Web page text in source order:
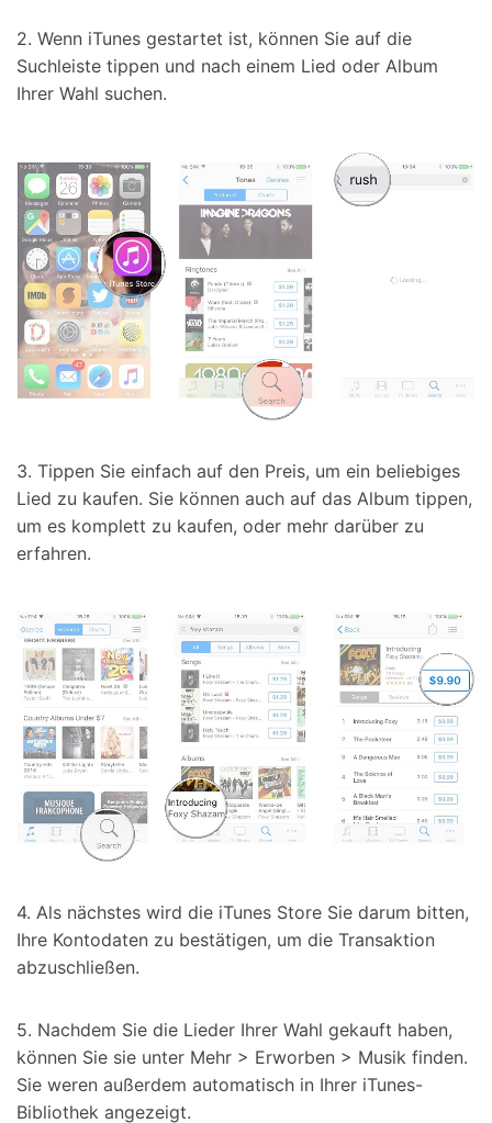
2. Wenn iTunes gestartet ist, können Sie auf die
Suchleiste tippen und nach einem Lied oder Album
Ihrer Wahl suchen.
3. Tippen Sie einfach auf den Preis, um ein beliebiges
Lied zu kaufen. Sie können auch auf das Album tippen,
um es komplett zu kaufen, oder mehr darüber zu
erfahren.
4. Als nächstes wird die iTunes Store Sie darum bitten,
Ihre Kontodaten zu bestätigen, um die Transaktion
abzuschließen.
5. Nachdem Sie die Lieder Ihrer Wahl gekauft haben,
können Sie sie unter Mehr > Erworben > Musik finden.
Sie weren außerdem automatisch in Ihrer iTunes-
Bibliothek angezeigt.